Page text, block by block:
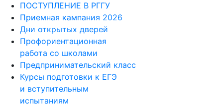
ПОСТУПЛЕНИЕ В РГГУ
Приемная кампания 2026
Дни открытых дверей
Профориентационная
работа со школами
Предпринимательский класс
Курсы подготовки к ЕГЭ
и вступительным
испытаниям